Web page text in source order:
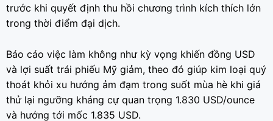
trước khi quyết định thu hồi chương trình kích thích lớn
trong thời điểm đại dịch.
Báo cáo việc làm không như kỳ vọng khiến đồng USD
và lợi suất trái phiếu Mỹ giảm, theo đó giúp kim loại quý
thoát khỏi xu hướng ảm đạm trong suốt mùa hè khi giá
thử lại ngưỡng kháng cự quan trọng 1.830 USD/ounce
và hướng tới mốc 1.835 USD.